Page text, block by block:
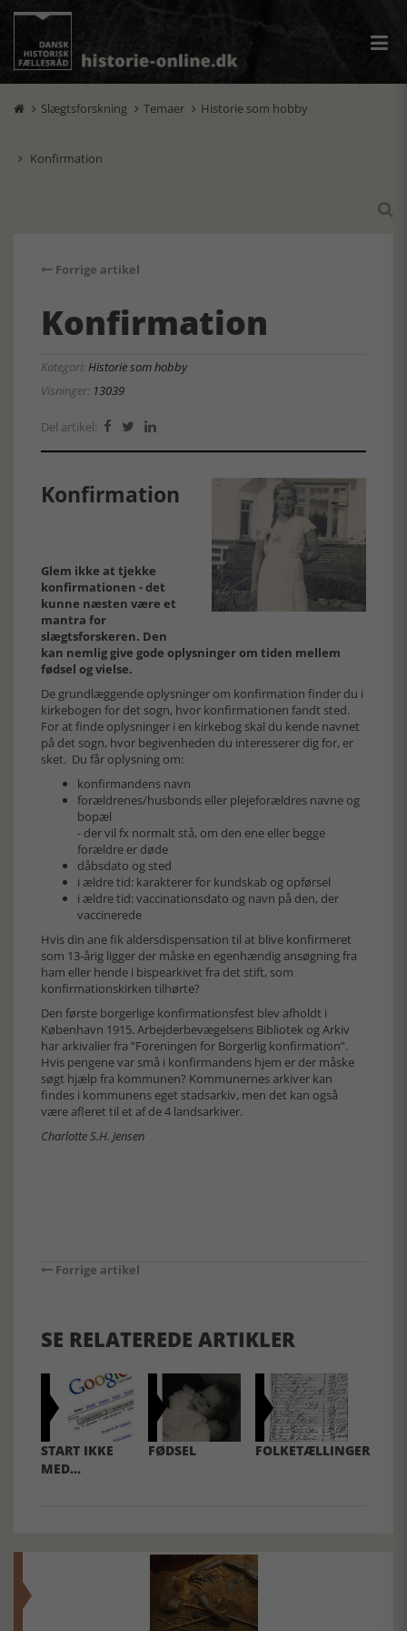
 Slægtsforskning  Temaer  Historie som hobby
 Konfirmation

Forrige artikel
Konfirmation
Kategori:Historie som hobby
Visninger: 13039
Del artikel:   
Konfirmation
Glem ikke at tjekke
konfirmationen - det
kunne næsten være et
mantra for
slægtsforskeren. Den
kan nemlig give gode oplysninger om tiden mellem
fødsel og vielse.
De grundlæggende oplysninger om konfirmation finder du i
kirkebogen for det sogn, hvor konfirmationen fandt sted.
For at finde oplysninger i en kirkebog skal du kende navnet
på det sogn, hvor begivenheden du interesserer dig for, er
sket. Du får oplysning om:
konfirmandens navn
forældrenes/husbonds eller plejeforældres navne og
bopæl
- der vil fx normalt stå, om den ene eller begge
forældre er døde
dåbsdato og sted
i ældre tid: karakterer for kundskab og opførsel
i ældre tid: vaccinationsdato og navn på den, der
vaccinerede
Hvis din ane fik aldersdispensation til at blive konfirmeret
som 13-årig ligger der måske en egenhændig ansøgning fra
ham eller hende i bispearkivet fra det stift, som
konfirmationskirken tilhørte?
Den første borgerlige konfirmationsfest blev afholdt i
København 1915. Arbejderbevægelsens Bibliotek og Arkiv
har arkivalier fra ”Foreningen for Borgerlig konfirmation”.
Hvis pengene var små i konfirmandens hjem er der måske
søgt hjælp fra kommunen? Kommunernes arkiver kan
findes i kommunens eget stadsarkiv, men det kan også
være afleret til et af de 4 landsarkiver.
Charlotte S.H. Jensen
Forrige artikel
SE RELATEREDE ARTIKLER
START IKKE
MED...
FØDSEL FOLKETÆLLINGER